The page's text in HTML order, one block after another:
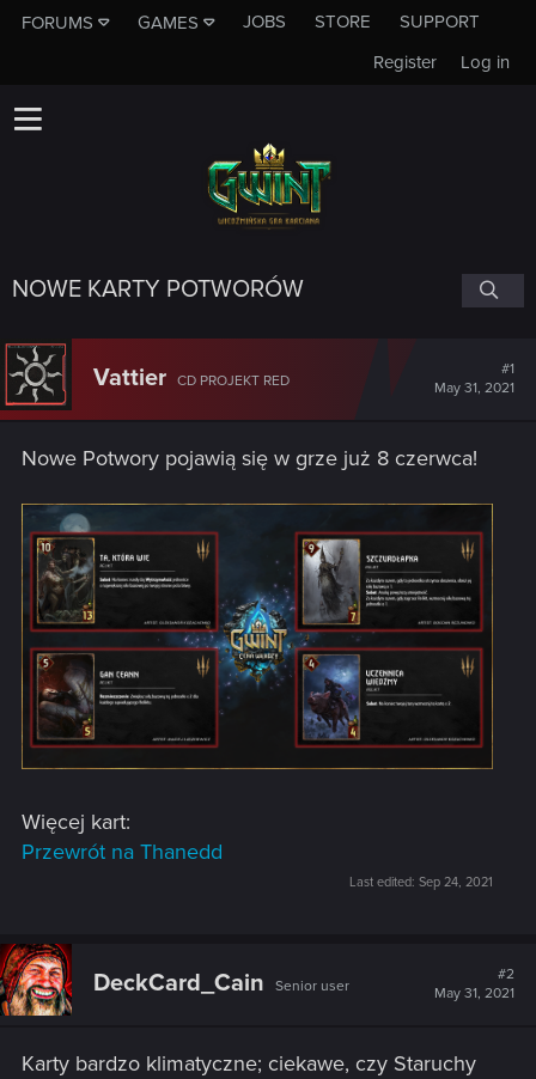
FORUMS GAMES JOBS STORE
SUPPORT
Log in
Register
NOWE KARTY POTWORÓW
Vattier CD PROJEKT RED
#1
May 31, 2021
Nowe Potwory pojawią się w grze już 8 czerwca!
Więcej kart:
Przewrót na Thanedd
Last edited: Sep 24, 2021
DeckCard_Cain Senior user
#2
May 31, 2021
Karty bardzo klimatyczne; ciekawe, czy Staruchy